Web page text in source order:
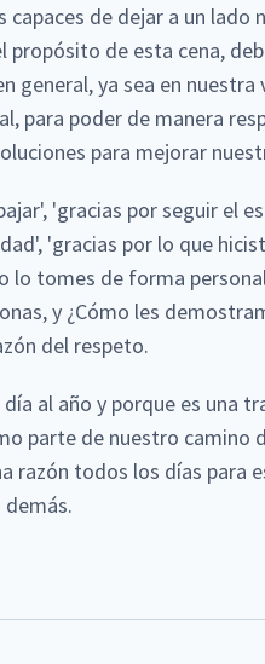
de dejar a un lado
propósito de esta cena,
general, ya sea en nuestra
para poder de manera
para mejorar
'gracias por seguir el
'gracias por lo que
lo tomes de forma
y ¿Cómo les
del respeto.
al año y porque es una
parte de nuestro camino
razón todos los días para